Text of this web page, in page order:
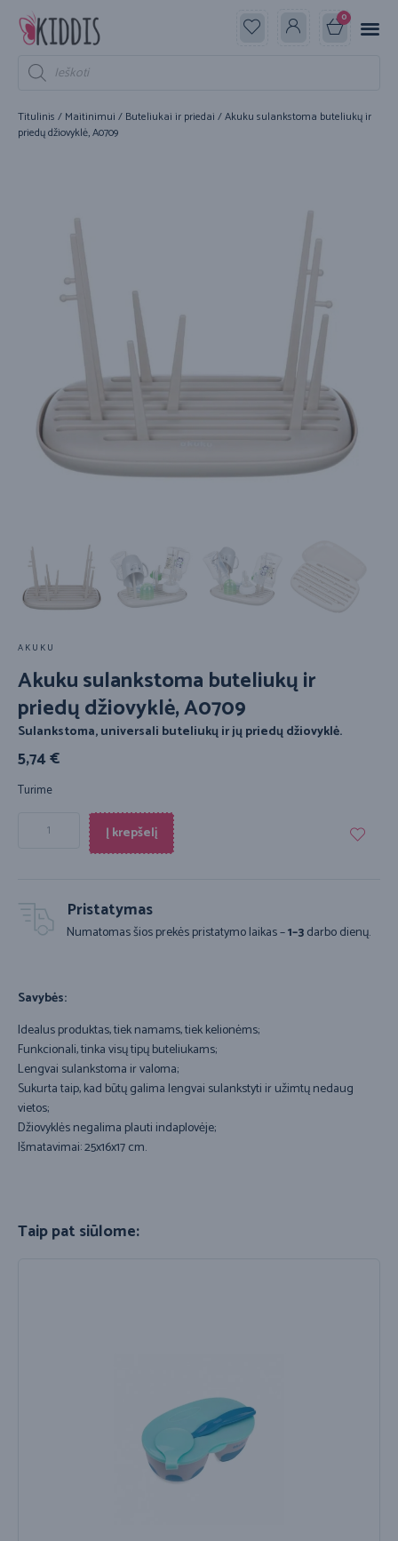
0
Titulinis / Maitinimui / Buteliukai ir priedai / Akuku sulankstoma buteliukų ir
priedų džiovyklė, A0709
AKUKU
Akuku sulankstoma buteliukų ir
priedų džiovyklė, A0709
Sulankstoma, universali buteliukų ir jų priedų džiovyklė.
5,74€
Turime
Į krepšelį
Pristatymas
Numatomas šios prekės pristatymo laikas –1–3darbo dienų.
Savybės:
Idealus produktas, tiek namams, tiek kelionėms;
Funkcionali, tinka visų tipų buteliukams;
Lengvai sulankstoma ir valoma;
Sukurta taip, kad būtų galima lengvai sulankstyti ir užimtų nedaug
vietos;
Džiovyklės negalima plauti indaplovėje;
Išmatavimai: 25x16x17 cm.
Taip pat siūlome: